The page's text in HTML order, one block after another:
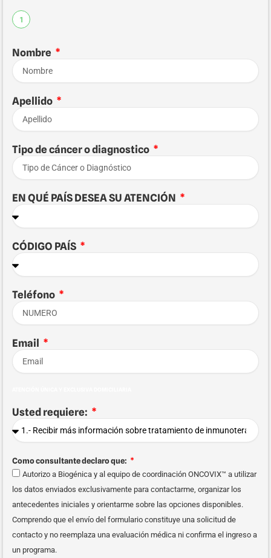
1
Nombre
Apellido
Tipo de cáncer o diagnostico
EN QUÉ PAÍS DESEA SU ATENCIÓN
CÓDIGO PAÍS
Teléfono
Email
Usted requiere:
Como consultante declaro que:
Autorizo a Biogénica y al equipo de coordinación ONCOVIX™ a utilizar
los datos enviados exclusivamente para contactarme, organizar los
antecedentes iniciales y orientarme sobre las opciones disponibles.
Comprendo que el envío del formulario constituye una solicitud de
contacto y no reemplaza una evaluación médica ni confirma el ingreso a
un programa.